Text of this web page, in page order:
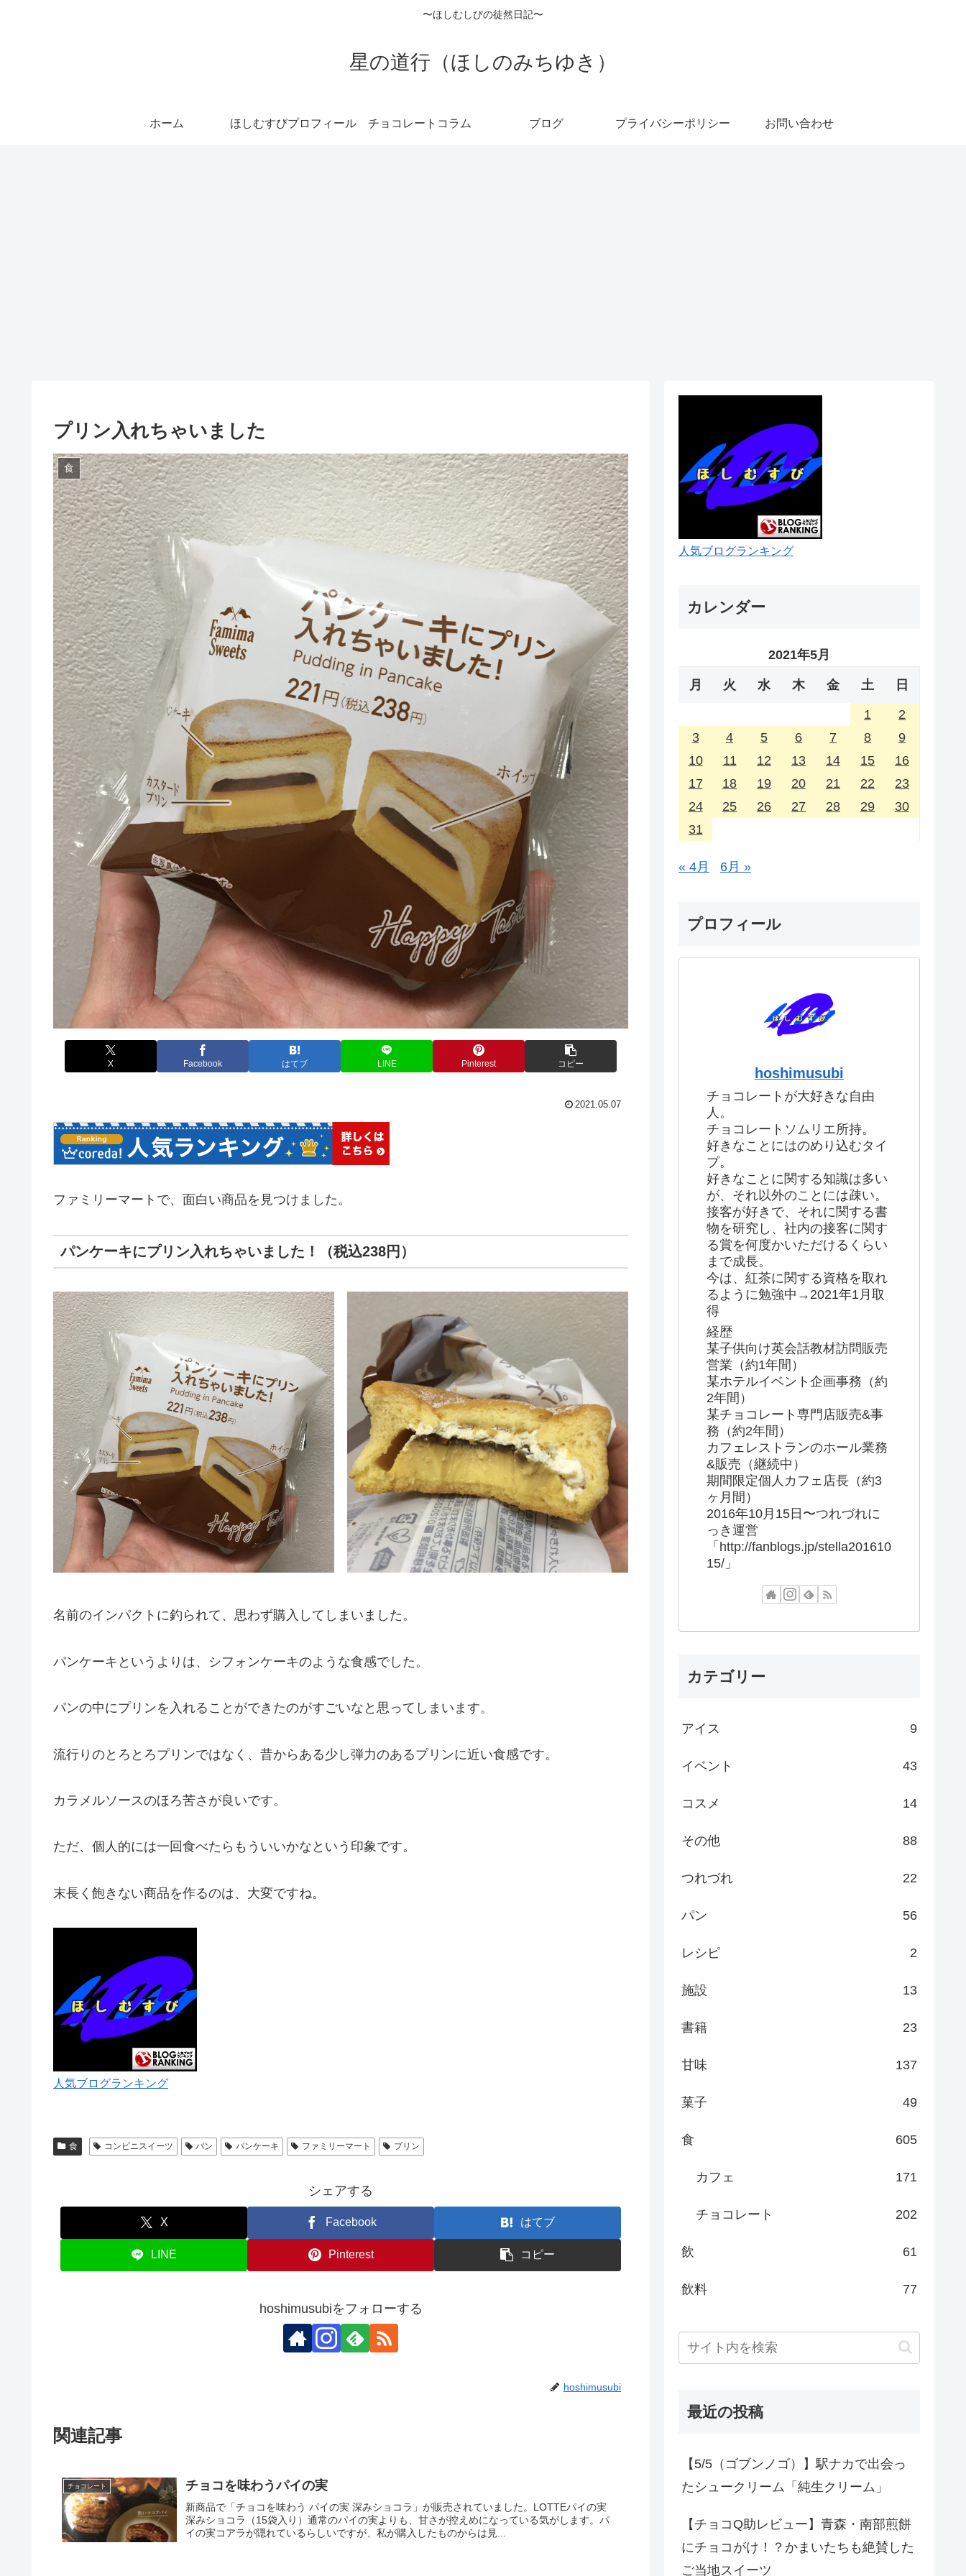
〜ほしむしびの徒然日記〜
星の道行（ほしのみちゆき）
ホーム ほしむすびプロフィール チョコレートコラム ブログ プライバシーポリシー お問い合わせ
プリン入れちゃいました
食
X Facebook はてブ LINE Pinterest コピー
2021.05.07
ファミリーマートで、面白い商品を見つけました。
パンケーキにプリン入れちゃいました！（税込238円）
名前のインパクトに釣られて、思わず購入してしまいました。
パンケーキというよりは、シフォンケーキのような食感でした。
パンの中にプリンを入れることができたのがすごいなと思ってしまいます。
流行りのとろとろプリンではなく、昔からある少し弾力のあるプリンに近い食感です。
カラメルソースのほろ苦さが良いです。
ただ、個人的には一回食べたらもういいかなという印象です。
末長く飽きない商品を作るのは、大変ですね。
人気ブログランキング
食 コンビニスイーツ パン パンケーキ ファミリーマート プリン
シェアする
X Facebook はてブ
LINE Pinterest コピー
hoshimusubiをフォローする
hoshimusubi
関連記事
チョコレート チョコを味わうパイの実
新商品で「チョコを味わう パイの実 深みショコラ」が販売されていました。LOTTEパイの実
深みショコラ（15袋入り）通常のパイの実よりも、甘さが控えめになっている気がします。パ
イの実コアラが隠れているらしいですが、私が購入したものからは見...
人気ブログランキング
カレンダー
2021年5月
月 火 水 木 金 土 日
1
2
3
4 5 6 7 8
9
10
11 12 13 14 15
16
17
18 19 20 21 22
23
24
25 26 27 28 29
30
31
« 4月 6月 »
プロフィール
hoshimusubi
チョコレートが大好きな自由
人。
チョコレートソムリエ所持。
好きなことにはのめり込むタイ
プ。
好きなことに関する知識は多い
が、それ以外のことには疎い。
接客が好きで、それに関する書
物を研究し、社内の接客に関す
る賞を何度かいただけるくらい
まで成長。
今は、紅茶に関する資格を取れ
るように勉強中→2021年1月取
得
経歴
某子供向け英会話教材訪問販売
営業（約1年間）
某ホテルイベント企画事務（約
2年間）
某チョコレート専門店販売&事
務（約2年間）
カフェレストランのホール業務
&販売（継続中）
期間限定個人カフェ店長（約3
ヶ月間）
2016年10月15日〜つれづれに
っき運営
「http://fanblogs.jp/stella201610
15/」
カテゴリー
アイス 9
イベント 43
コスメ 14
その他 88
つれづれ 22
パン 56
レシピ 2
施設 13
書籍 23
甘味 137
菓子 49
食 605
カフェ 171
チョコレート 202
飲 61
飲料 77
最近の投稿
【5/5（ゴブンノゴ）】駅ナカで出会っ
たシュークリーム「純生クリーム」
【チョコQ助レビュー】青森・南部煎餅
にチョコがけ！？かまいたちも絶賛した
ご当地スイーツ